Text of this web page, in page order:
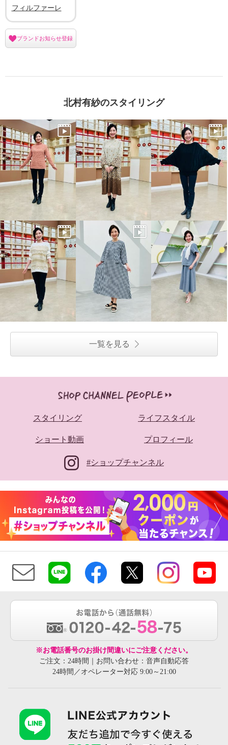
フィルファーレ
ブランドお知らせ登録
北村有紗のスタイリング
一覧を見る
スタイリング ライフスタイル
ショート動画 プロフィール
#ショップチャンネル
※お電話番号のお掛け間違いにご注意ください。
ご注文：24時間｜お問い合わせ：音声自動応答
24時間／オペレーター対応 9:00～21:00